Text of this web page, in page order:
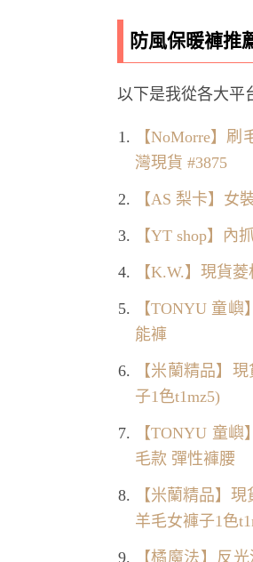
防風保暖褲推
以下是我從各大平
【NoMorre】
灣現貨 #3875
【AS 梨卡】女
【YT shop】內
【K.W.】現貨
【TONYU 童
能褲
【米蘭精品】
子1色t1mz5)
【TONYU 童
毛款 彈性褲腰
【米蘭精品】
羊毛女褲子1色
【橘魔法】反